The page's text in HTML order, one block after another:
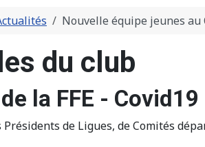
Nouvelle équipe jeunes au
du club
la FFE - Covid19
de Ligues, de Comités